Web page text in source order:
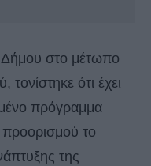
Δήμου στο μέτωπο
ότι έχει
πρόγραμμα
προορισμού το
της